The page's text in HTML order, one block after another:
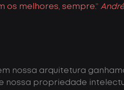
os melhores, sempre.”
nossa arquitetura
nossa propriedade